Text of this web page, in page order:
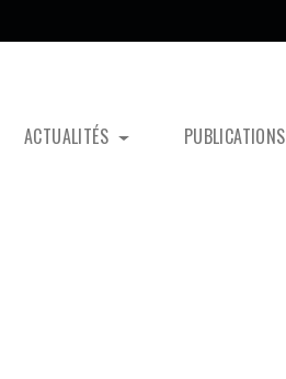
ACTUALITÉS PUBLICATIONS